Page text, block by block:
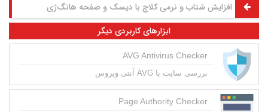
افزایش شتاب و نرمی کلاچ با دیسک و صفحه هانگ‌ژی
ابزارهای کاربردی دیگر
AVG Antivirus Checker
بررسی سایت با AVG آنتی ویروس
Page Authority Checker